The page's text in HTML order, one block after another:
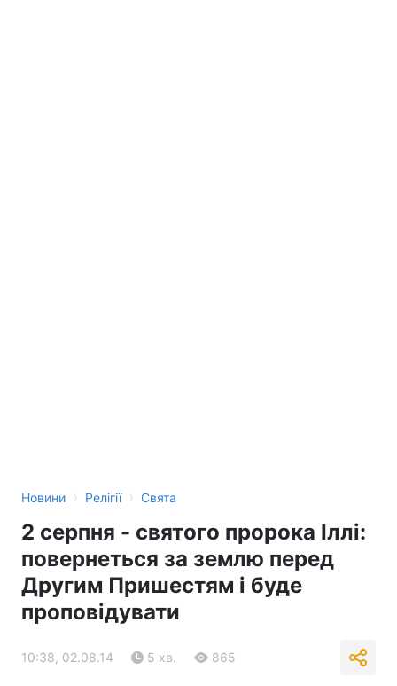
Новини › Релігії › Свята
2 серпня - святого пророка Іллі:
повернеться за землю перед
Другим Пришестям і буде
проповідувати
10:38, 02.08.14 5 хв. 865